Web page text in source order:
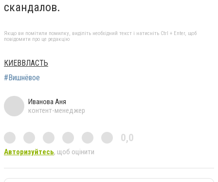
скандалов.
Якщо ви помітили помилку, виділіть необхідний текст і натисніть Ctrl + Enter, щоб
повідомити про це редакцію
КИЕВВЛАСТЬ
#Вишнёвое
Иванова Аня
контент-менеджер
0,0
Авторизуйтесь, щоб оцінити